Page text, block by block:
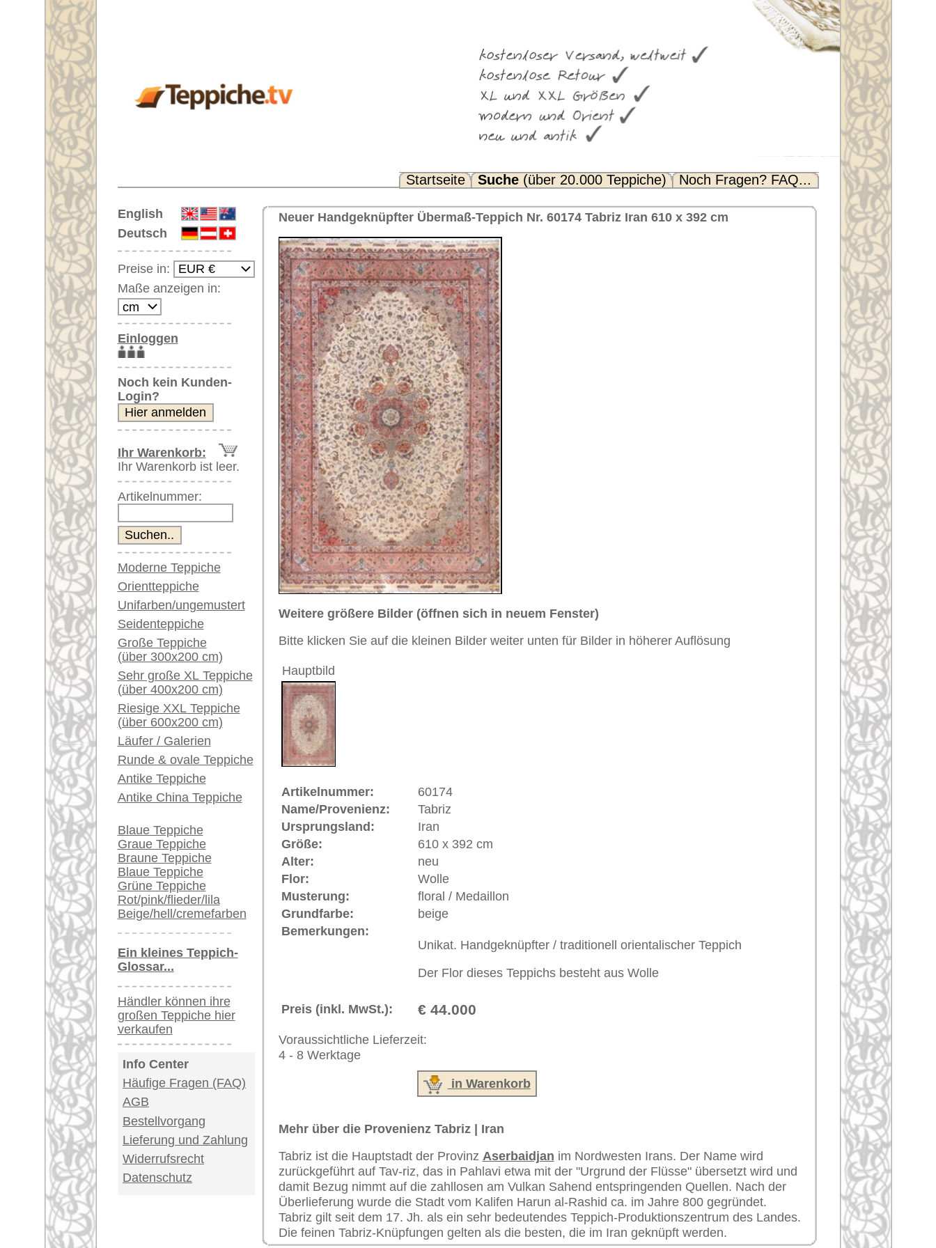
Noch Fragen? FAQ...
English
Deutsch
Preise in:
Maße anzeigen in:
Einloggen
Noch kein Kunden-
Login?
Ihr Warenkorb:
Ihr Warenkorb ist leer.
Artikelnummer:
Moderne Teppiche
Orientteppiche
Unifarben/ungemustert
Seidenteppiche
Große Teppiche
(über 300x200 cm)
Sehr große XL Teppiche
(über 400x200 cm)
Riesige XXL Teppiche
(über 600x200 cm)
Läufer / Galerien
Runde & ovale Teppiche
Antike Teppiche
Antike China Teppiche
Blaue Teppiche
Graue Teppiche
Braune Teppiche
Blaue Teppiche
Grüne Teppiche
Rot/pink/flieder/lila
Beige/hell/cremefarben
Ein kleines Teppich-
Glossar...
Händler können ihre
großen Teppiche hier
verkaufen
Info Center
Häufige Fragen (FAQ)
AGB
Bestellvorgang
Lieferung und Zahlung
Widerrufsrecht
Datenschutz
Weitere größere Bilder (öffnen sich in neuem Fenster)
Bitte klicken Sie auf die kleinen Bilder weiter unten für Bilder in höherer Auflösung
Hauptbild
60174
Tabriz
Ursprungsland:
Iran
Größe:
610 x 392 cm
Alter: neu
Flor:
Wolle
Grundfarbe: beige
Bemerkungen:
Preis (inkl. MwSt.): € 44.000
Voraussichtliche Lieferzeit:
4 - 8 Werktage
in Warenkorb
Mehr über die Provenienz Tabriz | Iran
zurückgeführt auf Tav-riz, das in Pahlavi etwa mit der "Urgrund der Flüsse" übersetzt wird und
damit Bezug nimmt auf die zahllosen am Vulkan Sahend entspringenden Quellen. Nach der
Überlieferung wurde die Stadt vom Kalifen Harun al-Rashid ca. im Jahre 800 gegründet.
Tabriz gilt seit dem 17. Jh. als ein sehr bedeutendes Teppich-Produktionszentrum des Landes.
Die feinen Tabriz-Knüpfungen gelten als die besten, die im Iran geknüpft werden.
Teppiche.tv - große moderne Teppiche | neue und antike Orientteppiche -
Kundenservice:
Deutschland / Österreich: +49 (0)40 450 4102
United Kingdom: +44 (0)20 7183 4544
Geschäftsbedingungen